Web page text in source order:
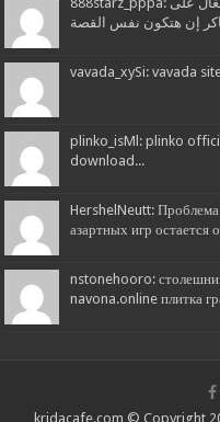
vavada_xySi: vavada
plinko_isMl: plinko
download...
HershelNeutt: Проблема
азартных игр остается
nstonehooro:
navona.online плитка
kridacafe.com © Copyright